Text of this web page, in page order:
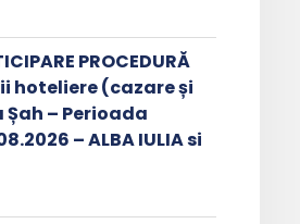
PROCEDURĂ
hoteliere (cazare și
– Perioada
– ALBA IULIA si